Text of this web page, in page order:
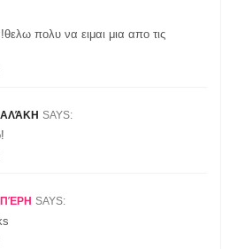
πολυ να ειμαι μια απο τις
SAYS:
SAYS: